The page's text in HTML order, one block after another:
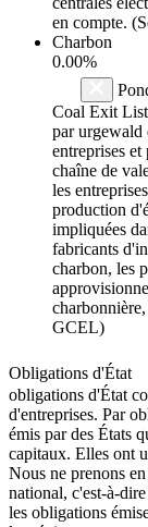
en compte.
Charbon
0.00%
Coal Exit
par urgewald
entreprises
chaîne de
les
production
impliquées
fabricants
charbon, les
GCEL)
Obligations d'État
obligations d'État
d'entreprises. Par
émis par des États
capitaux. Elles ont
Nous ne prenons
national, c'est-à-
les obligations